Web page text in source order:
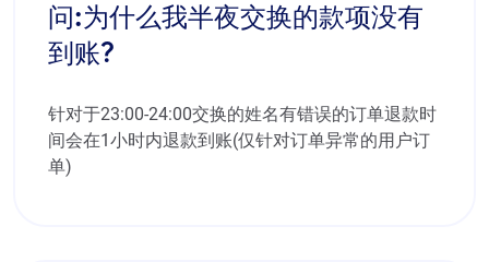
问:为什么我半夜交换的款项没有
到账?
针对于23:00-24:00交换的姓名有错误的订单退款时
间会在1小时内退款到账(仅针对订单异常的用户订
单)